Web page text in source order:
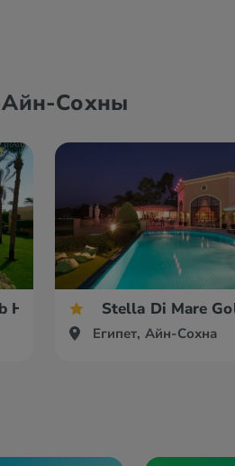
Сохны
Hotel Stella Di Mare
Египет, Айн-Сохна